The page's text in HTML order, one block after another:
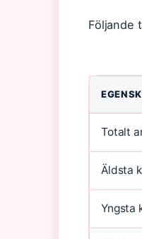
Följande
Totalt
Äldsta
Yngsta